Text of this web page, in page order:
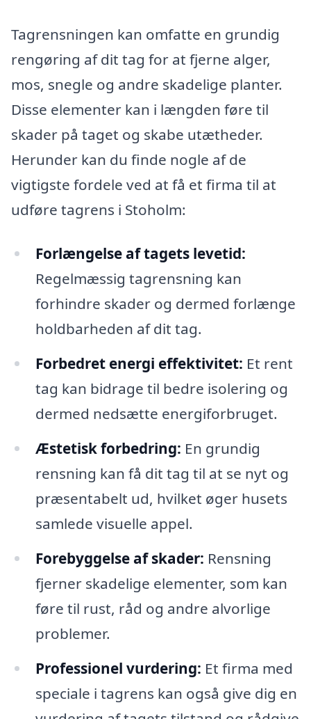
Tagrensningen kan omfatte en grundig
rengøring af dit tag for at fjerne alger,
mos, snegle og andre skadelige planter.
Disse elementer kan i længden føre til
skader på taget og skabe utætheder.
Herunder kan du finde nogle af de
vigtigste fordele ved at få et firma til at
udføre tagrens i Stoholm:
Forlængelse af tagets levetid:
Regelmæssig tagrensning kan
forhindre skader og dermed forlænge
holdbarheden af dit tag.
Forbedret energi effektivitet: Et rent
tag kan bidrage til bedre isolering og
dermed nedsætte energiforbruget.
Æstetisk forbedring: En grundig
rensning kan få dit tag til at se nyt og
præsentabelt ud, hvilket øger husets
samlede visuelle appel.
Forebyggelse af skader: Rensning
fjerner skadelige elementer, som kan
føre til rust, råd og andre alvorlige
problemer.
Professionel vurdering: Et firma med
speciale i tagrens kan også give dig en